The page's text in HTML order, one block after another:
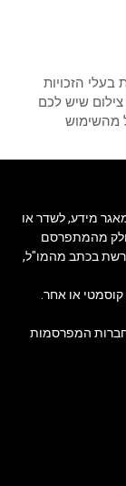
בעלי הזכויות
צילום שיש לכם
מהשימוש
מידע, לשדר או
חלק מהמתפרסם
בכתב מהמו"ל,
או אחר.
המפרסמות